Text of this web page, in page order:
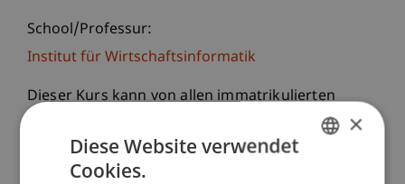
School/Professur:
Institut für Wirtschaftsinformatik
Dieser Kurs kann von allen immatrikulierten
Studenten der Universität Liechtenstein, der FH-
Vorarlberg oder anderer
Universitäten/Fachhochschulen belegt werden.
×
Diese Website verwendet
Cookies.